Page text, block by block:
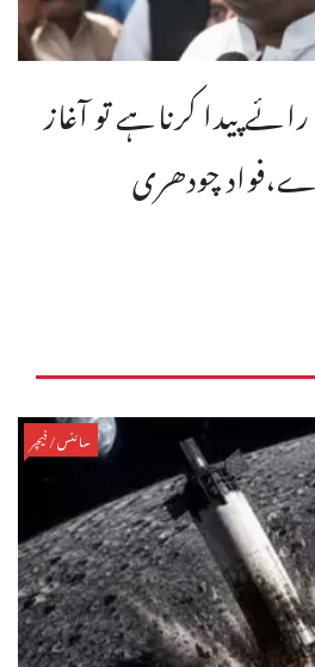
پیدا کرناہے تو آغاز
چودھری
سائنس/فیچر